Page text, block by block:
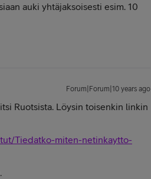
auki yhtäjaksoisesti esim. 10
Forum|Forum|10 years ago
Ruotsista. Löysin toisenkin linkin
Tiedatko-miten-netinkaytto-